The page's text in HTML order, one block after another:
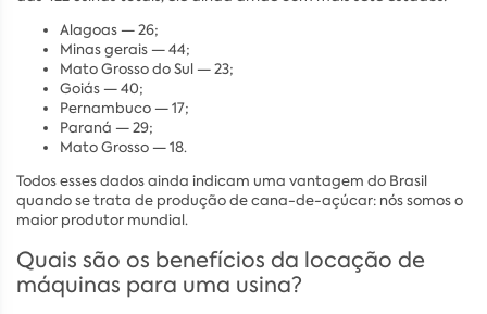
Alagoas — 26;
Minas gerais — 44;
Mato Grosso do Sul — 23;
Goiás — 40;
Pernambuco — 17;
Paraná — 29;
Mato Grosso — 18.
Todos esses dados ainda indicam uma vantagem do Brasil
quando se trata de produção de cana-de-açúcar: nós somos o
maior produtor mundial.
Quais são os benefícios da locação de
máquinas para uma usina?